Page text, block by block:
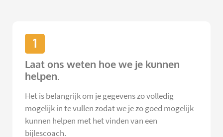
1
Laat ons weten hoe we je kunnen
helpen.
Het is belangrijk om je gegevens zo volledig
mogelijk in te vullen zodat we je zo goed mogelijk
kunnen helpen met het vinden van een
bijlescoach.